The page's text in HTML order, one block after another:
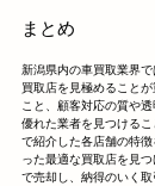
まとめ
新潟県内の車買取業界
買取店を見極めること
こと、顧客対応の質や
優れた業者を見つける
で紹介した各店舗の特
った最適な買取店を見
で売却し、納得のいく取